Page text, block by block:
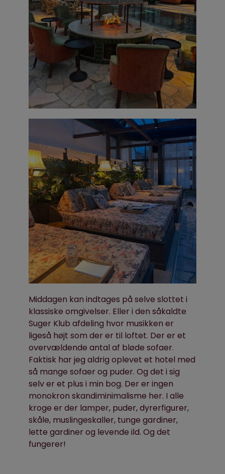
Middagen kan indtages på selve slottet i
klassiske omgivelser. Eller i den såkaldte
Suger Klub afdeling hvor musikken er
ligeså højt som der er til loftet. Der er et
overvældende antal af bløde sofaer.
Faktisk har jeg aldrig oplevet et hotel med
så mange sofaer og puder. Og det i sig
selv er et plus i min bog. Der er ingen
monokron skandiminimalisme her. I alle
kroge er der lamper, puder, dyrerfigurer,
skåle, muslingeskaller, tunge gardiner,
lette gardiner og levende ild. Og det
fungerer!